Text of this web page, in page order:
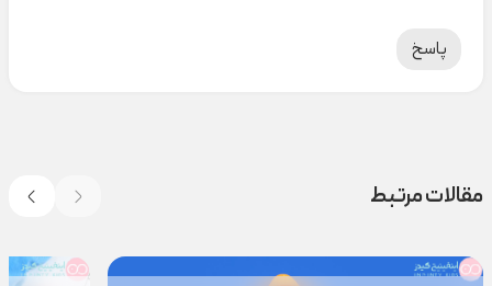
پاسخ
مقالات مرتبط